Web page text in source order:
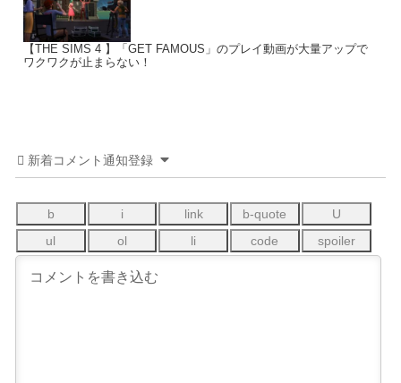
【THE SIMS 4 】「GET FAMOUS」のプレイ動画が大量アップで
ワクワクが止まらない！
新着コメント通知登録